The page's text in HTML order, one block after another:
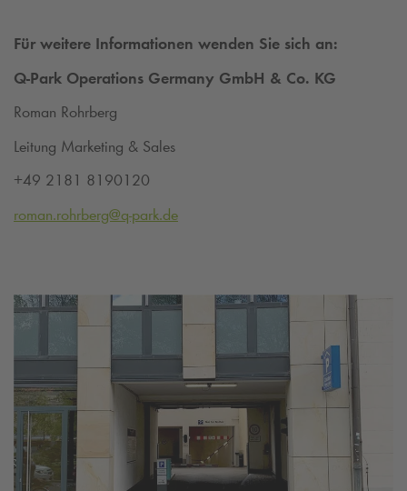
Für weitere Informationen wenden Sie sich an:
Q-Park Operations Germany GmbH & Co. KG
Roman Rohrberg
Leitung Marketing & Sales
+49 2181 8190120
roman.rohrberg@q-park.de